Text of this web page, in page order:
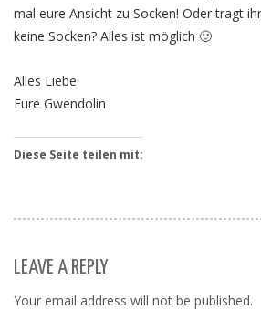
mal eure Ansicht zu Socken! Oder tragt
keine Socken? Alles ist möglich 🙂
Alles Liebe
Eure Gwendolin
Diese Seite teilen mit:
LEAVE A REPLY
Your email address will not be published.